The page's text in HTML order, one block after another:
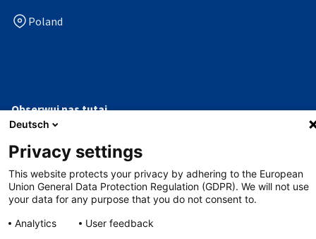
Poland
Obserwuj nas tutaj
facebooklinkedin
Ochrona danych
Deutsch
Privacy settings
This website protects your privacy by adhering to the European
Union General Data Protection Regulation (GDPR). We will not use
your data for any purpose that you do not consent to.
Analytics
User feedback